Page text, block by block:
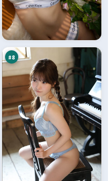
#8
零
号
法
则
91
万